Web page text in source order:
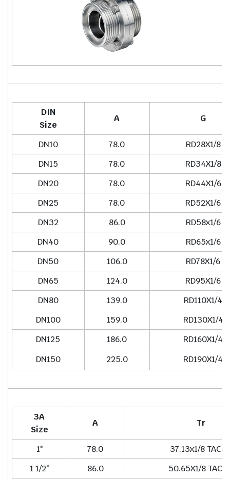
DIN
Size
A G
DN10 78.0
RD28X1/8
DN15
78.0
RD34X1/8
DN20
78.0
RD44X1/6
DN25
78.0
RD52X1/6
DN32
86.0
RD58x1/6
DN40
90.0
RD65x1/6
DN50
106.0
RD78X1/6
DN65
124.0
RD95X1/6
DN80
139.0
RD110X1/4
DN100
159.0
RD130X1/4
DN125
186.0
RD160X1/4
DN150
225.0 RD190X1/4
3A
Size
A Tr
1" 78.0
37.13x1/8
1 1/2"
86.0
50.65X1/8